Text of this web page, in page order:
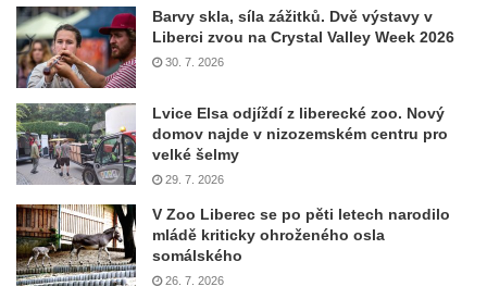
Barvy skla, síla zážitků. Dvě výstavy v
Liberci zvou na Crystal Valley Week 2026
30. 7. 2026
Lvice Elsa odjíždí z liberecké zoo. Nový
domov najde v nizozemském centru pro
velké šelmy
29. 7. 2026
V Zoo Liberec se po pěti letech narodilo
mládě kriticky ohroženého osla
somálského
26. 7. 2026